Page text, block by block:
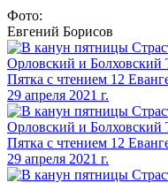
Фото:
Евгений Борисов